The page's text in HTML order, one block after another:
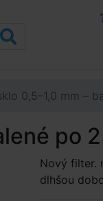
0,5–1,0 mm –
po
Nový filter.
dlhšou